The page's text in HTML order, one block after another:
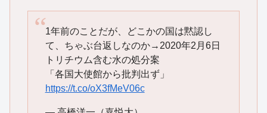
1年前のことだが、どこかの国は黙認し
て、ちゃぶ台返しなのか→2020年2月6日
トリチウム含む水の処分案
「各国大使館から批判出ず」
https://t.co/oX3fMeV06c